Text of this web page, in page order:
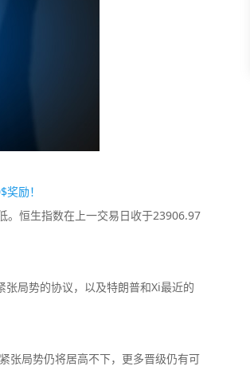
励！
。恒生指数在上一交易日收于23906.97
局势的协议，以及特朗普和Xi最近的
张局势仍将居高不下，更多晋级仍有可